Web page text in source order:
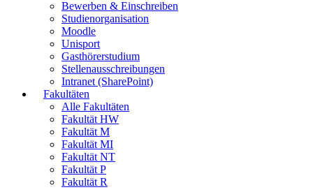
Bewerben & Einschreiben
Studienorganisation
Moodle
Unisport
Gasthörerstudium
Stellenausschreibungen
Intranet (SharePoint)
Fakultäten
Alle Fakultäten
Fakultät HW
Fakultät M
Fakultät MI
Fakultät NT
Fakultät P
Fakultät R